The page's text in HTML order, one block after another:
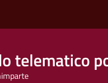
telematico